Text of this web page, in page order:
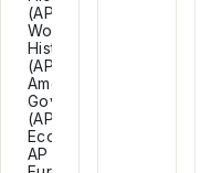
(AP),
World
History
(AP),
American
Government
(AP),
Economics,
AP